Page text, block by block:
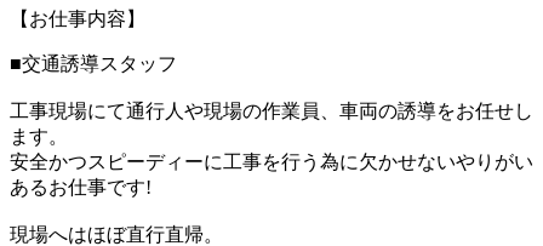
【お仕事内容】
■交通誘導スタッフ
工事現場にて通行人や現場の作業員、車両の誘導をお任せし
ます。
安全かつスピーディーに工事を行う為に欠かせないやりがい
あるお仕事です!
現場へはほぼ直行直帰。